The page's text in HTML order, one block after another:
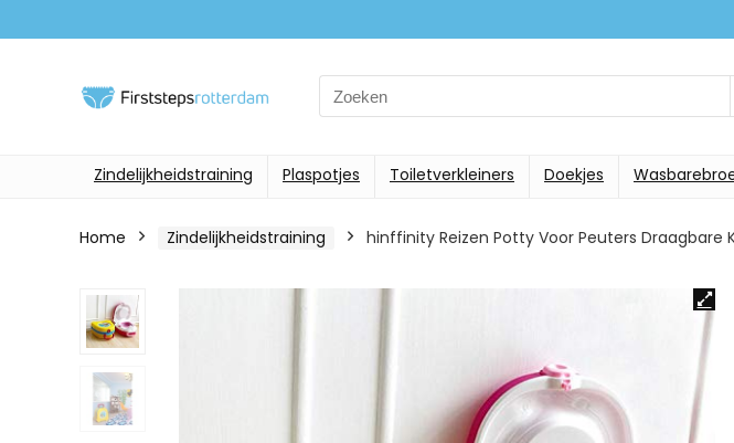
Search
for:
Zindelijkheidstraining Plaspotjes Toiletverkleiners Doekjes
Home Zindelijkheidstraining hinffinity Reizen Potty Voor Peuters Draagbare